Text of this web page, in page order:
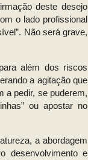
deste desejo
o lado profissional
Não será grave,
além dos riscos
a agitação que
a pedir, se puderem,
ou apostar no
a abordagem
desenvolvimento e